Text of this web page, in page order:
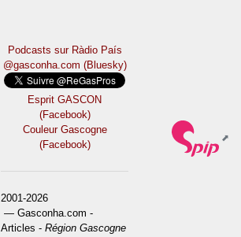
Podcasts sur Ràdio País
@gasconha.com (Bluesky)
Esprit GASCON
(Facebook)
Couleur Gascogne
(Facebook)
2001-2026
— Gasconha.com -
Articles -Région Gascogne